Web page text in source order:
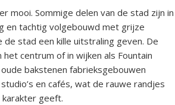
mooi. Sommige delen van de stad zijn in
en tachtig volgebouwd met grijze
de stad een kille uitstraling geven. De
het centrum of in wijken als Fountain
bakstenen fabrieksgebouwen
en cafés, wat de rauwe randjes
geeft.